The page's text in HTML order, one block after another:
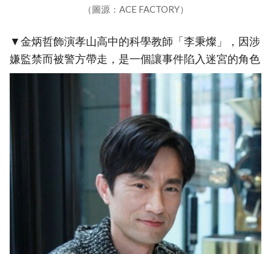
（圖源：ACE FACTORY）
▼金炳哲飾演孝山高中的科學教師「李秉燦」，因涉
嫌監禁而被警方帶走，是一個讓事件陷入迷宮的角色